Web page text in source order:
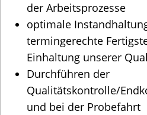
der Arbeitsprozesse
optimale
termingerechte
Einhaltung unserer
Durchführen der
Qualitätskontrolle/
und bei der Probefahrt